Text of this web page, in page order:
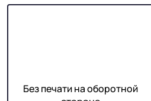
Без печати на оборотной